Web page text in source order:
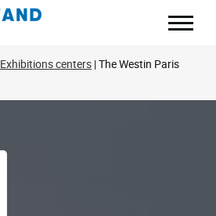
Exhibitions centers The Westin Paris